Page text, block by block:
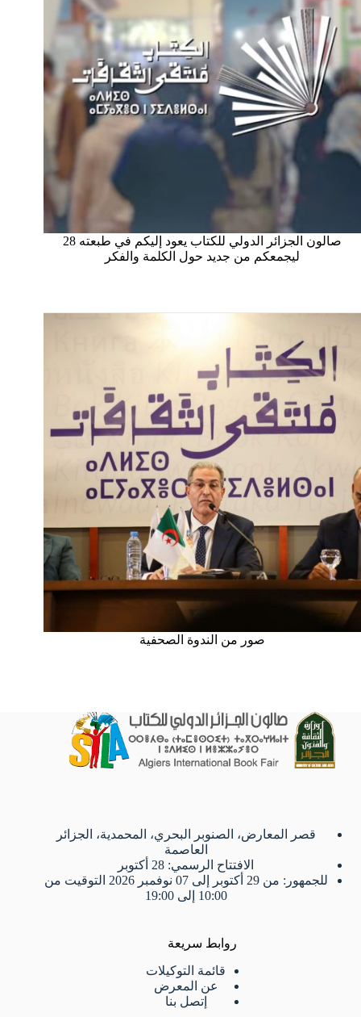
صالون الجزائر الدولي للكتاب يعود إليكم في طبعته 28
ليجمعكم من جديد حول الكلمة والفكر
صور من الندوة الصحفية
قصر المعارض، الصنوبر البحري، المحمدية، الجزائر
العاصمة
الافتتاح الرسمي: 28 أكتوبر
للجمهور: من 29 أكتوبر إلى 07 نوفمبر 2026 التوقيت من
10:00 إلى 19:00
روابط سريعة
قائمة التوكيلات
عن المعرض
إتصل بنا